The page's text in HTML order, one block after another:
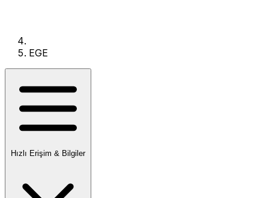
EGE
Hızlı Erişim & Bilgiler